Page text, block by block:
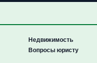
Недвижимость
Вопросы юристу